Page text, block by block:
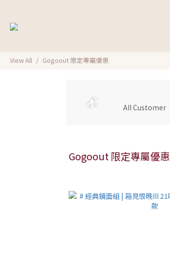
View All Gogoout 限定專屬優惠
All Customer
Gogoout 限定專屬優惠